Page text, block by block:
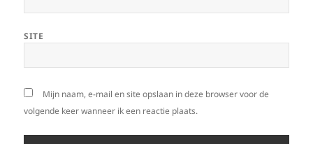
SITE
Mijn naam, e-mail en site opslaan in deze browser voor de
volgende keer wanneer ik een reactie plaats.